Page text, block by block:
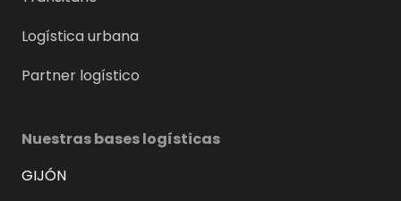
Logística urbana
Partner logístico
Nuestras bases logísticas
GIJÓN